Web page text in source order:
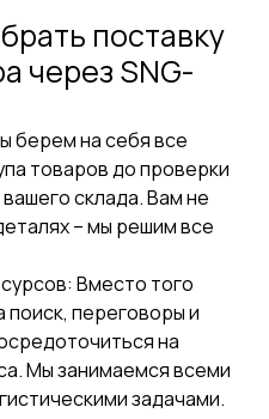
поставку
через SNG-
берем на себя все
товаров до проверки
склада. Вам не
– мы решим все
Вместо того
переговоры и
на
Мы занимаемся всеми
задачами.